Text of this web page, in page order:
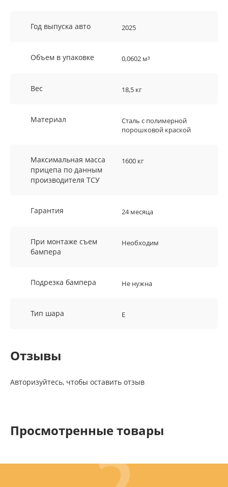
Год выпуска авто 2025
Объем в упаковке 0,0602 м³
Вес 18,5 кг
Материал
Сталь с полимерной
порошковой краской
Максимальная масса
прицепа по данным
производителя ТСУ
1600 кг
Гарантия 24 месяца
При монтаже съем
бампера
Необходим
Подрезка бампера Не нужна
Тип шара E
Отзывы
Авторизуйтесь, чтобы оставить отзыв
Просмотренные товары